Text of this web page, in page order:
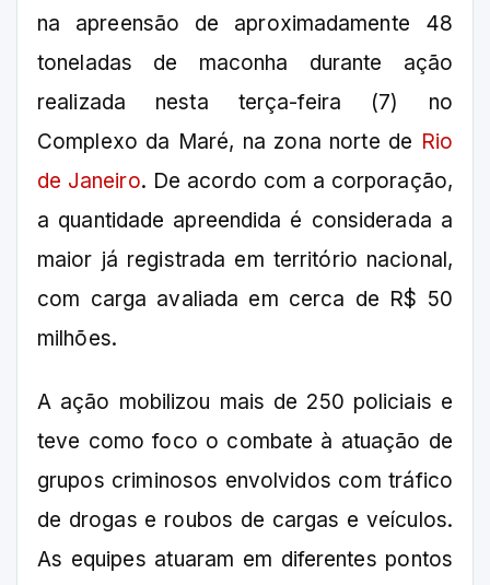
na apreensão de aproximadamente 48
toneladas de maconha durante ação
realizada nesta terça-feira (7) no
Complexo da Maré, na zona norte de Rio
de Janeiro. De acordo com a corporação,
a quantidade apreendida é considerada a
maior já registrada em território nacional,
com carga avaliada em cerca de R$ 50
milhões.
A ação mobilizou mais de 250 policiais e
teve como foco o combate à atuação de
grupos criminosos envolvidos com tráfico
de drogas e roubos de cargas e veículos.
As equipes atuaram em diferentes pontos